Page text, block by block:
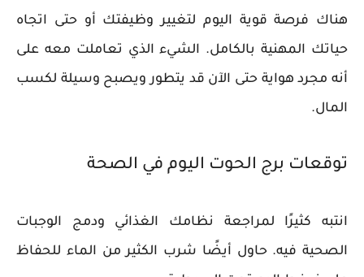
هناك فرصة قوية اليوم لتغيير وظيفتك أو حتى اتجاه
حياتك المهنية بالكامل. الشيء الذي تعاملت معه على
أنه مجرد هواية حتى الآن قد يتطور ويصبح وسيلة لكسب
المال.
توقعات برج الحوت اليوم في الصحة
انتبه كثيرًا لمراجعة نظامك الغذائي ودمج الوجبات
الصحية فيه. حاول أيضًا شرب الكثير من الماء للحفاظ